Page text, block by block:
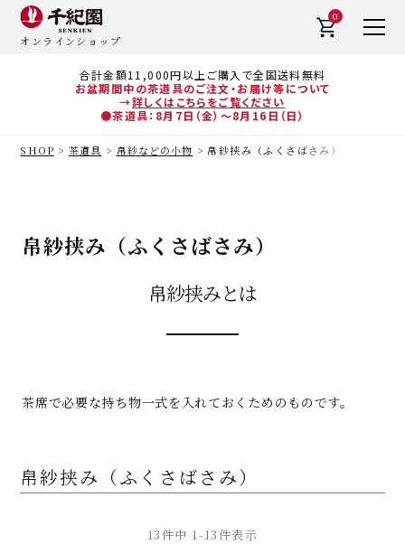
合計金額11,000円以上ご購入で全国送料無料
お盆期間中の茶道具のご注文・お届け等について
→詳しくはこちらをご覧ください
●茶道具：8月7日（金）～8月16日（日）
オンラインショップ
0
SHOP 茶道具 帛紗などの小物 帛紗挟み（ふくさばさみ）
帛紗挟み（ふくさばさみ）
帛紗挟みとは
茶席で必要な持ち物一式を入れておくためのものです。
帛紗挟み（ふくさばさみ）
13件中 1-13件表示